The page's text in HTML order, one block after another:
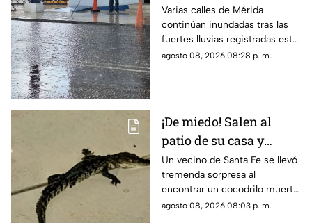
tras fuertes lluvias de
hoy, sábado 8 de agosto
Varias calles de Mérida
continúan inundadas tras las
fuertes lluvias registradas este
sábado, afectando el tránsito
agosto 08, 2026 08:28 p. m.
¡De miedo! Salen al
patio de su casa y
encuentran un
cocodrilo SIN VIDA;
pasó en Santa Fe
Un vecino de Santa Fe se llevó
tremenda sorpresa al
encontrar un cocodrilo muerto
en el patio de su casa sin que
agosto 08, 2026 08:03 p. m.